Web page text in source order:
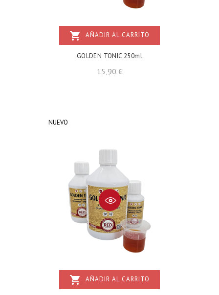
shopping_cart AÑADIR AL CARRITO
GOLDEN TONIC 250ml
15,90 €Precio
NUEVO
shopping_cart AÑADIR AL CARRITO